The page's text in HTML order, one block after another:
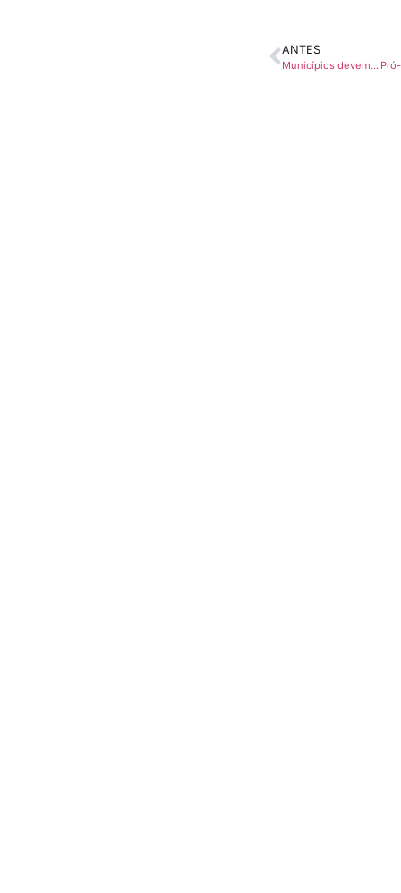
ANTES
Municípios devem estar atentos ao novo Manual de Demonstrativos Fiscais